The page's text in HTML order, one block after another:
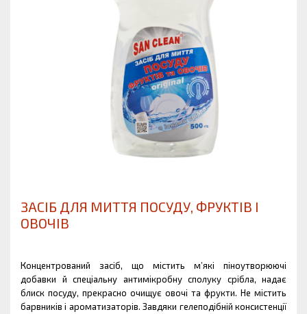
ЗАСІБ ДЛЯ МИТТЯ ПОСУДУ, ФРУКТІВ І
ОВОЧІВ
Концентрований засіб, що містить м’які піноутворюючі
добавки й спеціальну антимікробну сполуку срібла, надає
блиск посуду, прекрасно очищує овочі та фрукти. Не містить
барвників і ароматизаторів. Завдяки гелеподібній консистенції